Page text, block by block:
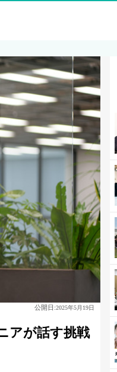
公開日:2025年5月19日
アが話す挑戦